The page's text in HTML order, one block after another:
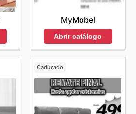
MyMobel
Abrir catálogo
Caducado